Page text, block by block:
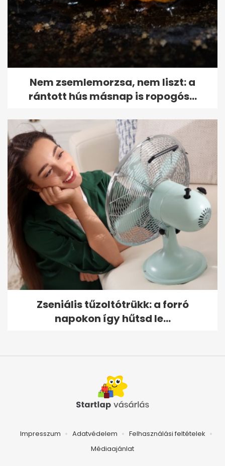
Nem zsemlemorzsa, nem liszt: a
rántott hús másnap is ropogós...
Zseniális tűzoltótrükk: a forró
napokon így hűtsd le...
Impresszum Adatvédelem
Felhasználási feltételek
Médiaajánlat